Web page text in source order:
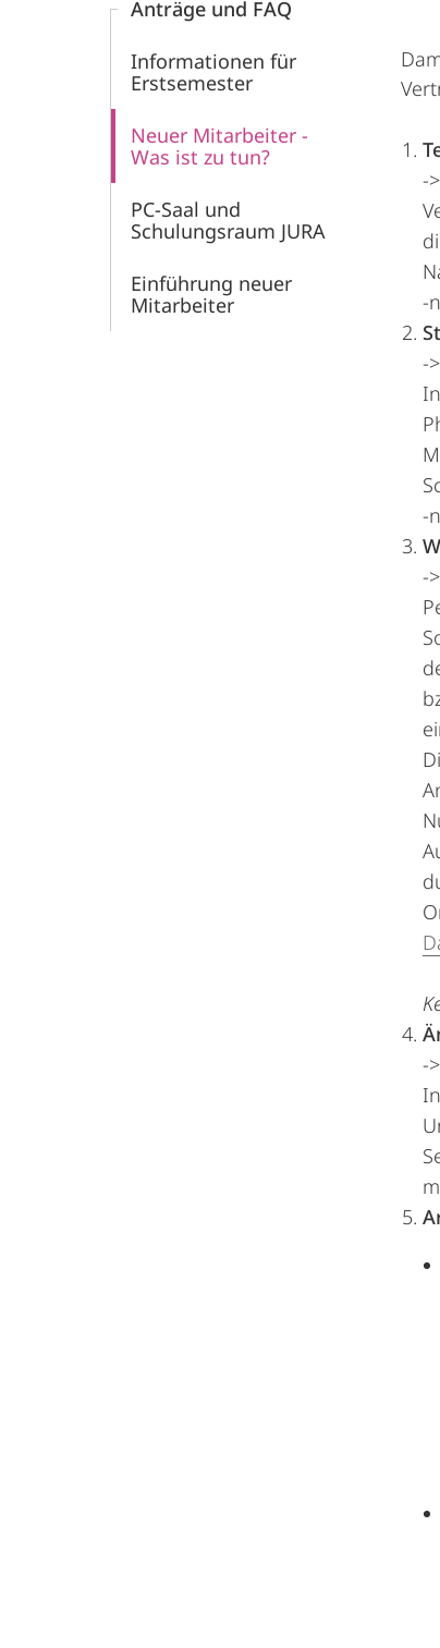
Anträge und FAQ
Informationen für
Erstsemester
Neuer Mitarbeiter -
Was ist zu tun?
PC-Saal und
Schulungsraum JURA
Einführung neuer
Mitarbeiter
->
-
->
-
->
->